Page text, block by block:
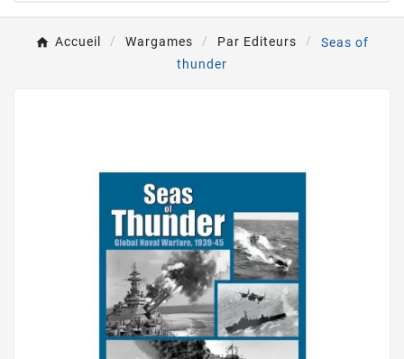
Accueil Wargames Par Editeurs
Seas of
thunder